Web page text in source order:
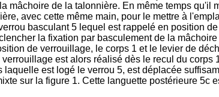
mâchoire de la talonnière. En même temps
avec cette même main, pour le mettre à
basculant 5 lequel est rappelé en position
la fixation par basculement de la
de verrouillage, le corps 1 et le levier de
est alors réalisé dès le recul du
est logé le verrou 5, est déplacée
sur la figure 1. Cette languette postérieure